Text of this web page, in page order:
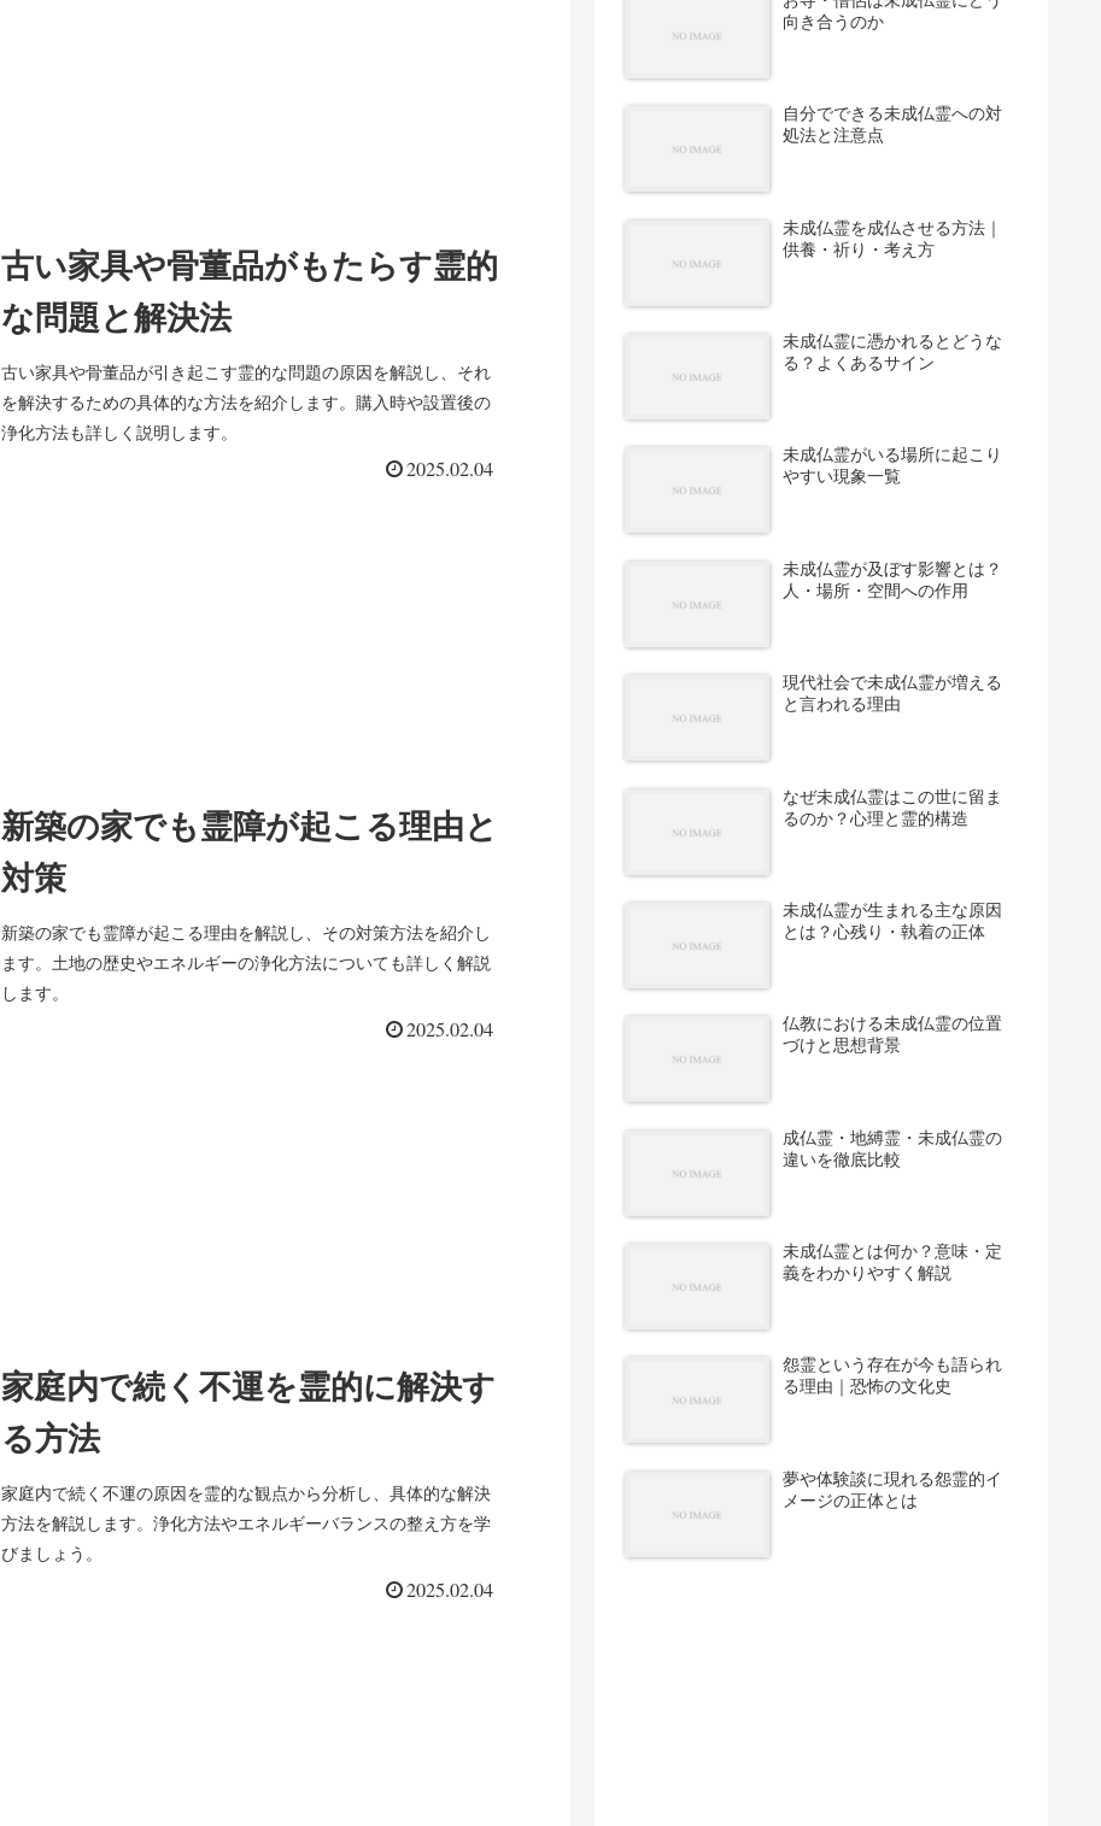
古い家具や骨董品がもたらす霊的
な問題と解決法
古い家具や骨董品が引き起こす霊的な問題の原因を解説し、それ
を解決するための具体的な方法を紹介します。購入時や設置後の
浄化方法も詳しく説明します。
2025.02.04
新築の家でも霊障が起こる理由と
対策
新築の家でも霊障が起こる理由を解説し、その対策方法を紹介し
ます。土地の歴史やエネルギーの浄化方法についても詳しく解説
します。
2025.02.04
家庭内で続く不運を霊的に解決す
る方法
家庭内で続く不運の原因を霊的な観点から分析し、具体的な解決
方法を解説します。浄化方法やエネルギーバランスの整え方を学
びましょう。
2025.02.04
向き合うのか
自分でできる未成仏霊への対
処法と注意点
未成仏霊を成仏させる方法｜
供養・祈り・考え方
未成仏霊に憑かれるとどうな
る？よくあるサイン
未成仏霊がいる場所に起こり
やすい現象一覧
未成仏霊が及ぼす影響とは？
人・場所・空間への作用
現代社会で未成仏霊が増える
と言われる理由
なぜ未成仏霊はこの世に留ま
るのか？心理と霊的構造
未成仏霊が生まれる主な原因
とは？心残り・執着の正体
仏教における未成仏霊の位置
づけと思想背景
成仏霊・地縛霊・未成仏霊の
違いを徹底比較
未成仏霊とは何か？意味・定
義をわかりやすく解説
怨霊という存在が今も語られ
る理由｜恐怖の文化史
夢や体験談に現れる怨霊的イ
メージの正体とは